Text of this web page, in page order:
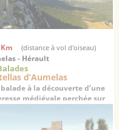
(distance à vol d'oiseau)
- Hérault
d’Aumelas
à la découverte d’une
médiévale perchée sur